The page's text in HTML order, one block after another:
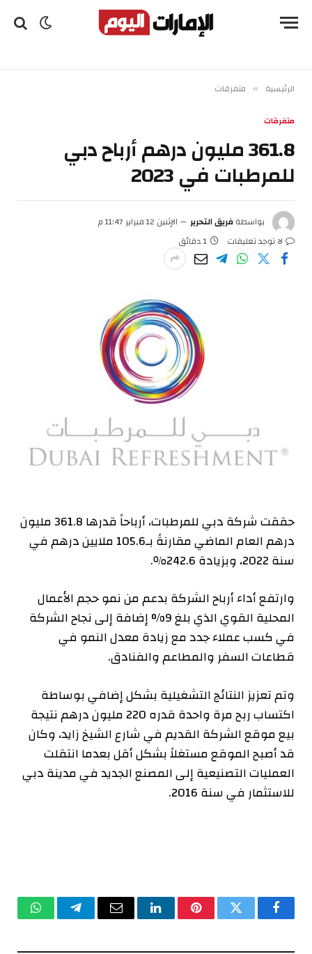
الرئيسية » متفرقات
متفرقات
361.8 مليون درهم أرباح دبي
للمرطبات في 2023
بواسطةفريق التحرير
الإثنين 12 فبراير 11:47 م
لا توجد تعليقات
1 دقائق
حققت شركة دبي للمرطبات، أرباحاً قدرها 361.8 مليون
درهم العام الماضي مقارنةً بـ105.6 ملايين درهم في
سنة 2022، وبزيادة 242.6٪.
وارتفع أداء أرباح الشركة بدعم من نمو حجم الأعمال
المحلية القوي الذي بلغ 9% إضافة إلى نجاح الشركة
في كسب عملاء جدد مع زيادة معدل النمو في
قطاعات السفر والمطاعم والفنادق.
وتم تعزيز النتائج التشغيلية بشكل إضافي بوساطة
اكتساب ربح مرة واحدة قدره 220 مليون درهم نتيجة
بيع موقع الشركة القديم في شارع الشيخ زايد، وكان
قد أصبح الموقع مستغلاً بشكل أقل بعدما انتقلت
العمليات التصنيعية إلى المصنع الجديد في مدينة دبي
للاستثمار في سنة 2016.
فيسبوكتويتر بينتيريستلينكدإنالبريد تيلقرام